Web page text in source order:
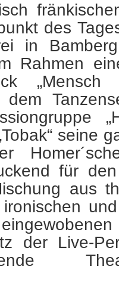
des
in
Rahmen
„Mensch
seine
für
aus
der Live-